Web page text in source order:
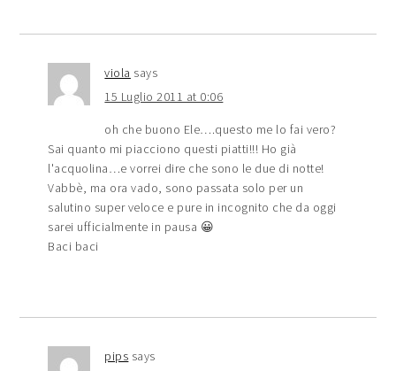
viola says
15 Luglio 2011 at 0:06
oh che buono Ele….questo me lo fai vero?
Sai quanto mi piacciono questi piatti!!! Ho già
l'acquolina…e vorrei dire che sono le due di notte!
Vabbè, ma ora vado, sono passata solo per un
salutino super veloce e pure in incognito che da oggi
sarei ufficialmente in pausa 😀
Baci baci
pips says